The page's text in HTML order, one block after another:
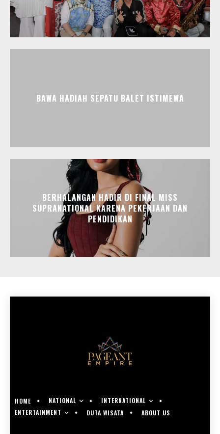
BAWA HADIAH SEPATU BALET ISTIMEWA
BERHALANGAN HADIR DI FINAL MISS
SUPRANATIONAL KARENA PEKERJAAN DAN
PENDIDIKAN
HOME NATIONAL
INTERNATIONAL
ENTERTAINMENT
DUTA WISATA ABOUT US